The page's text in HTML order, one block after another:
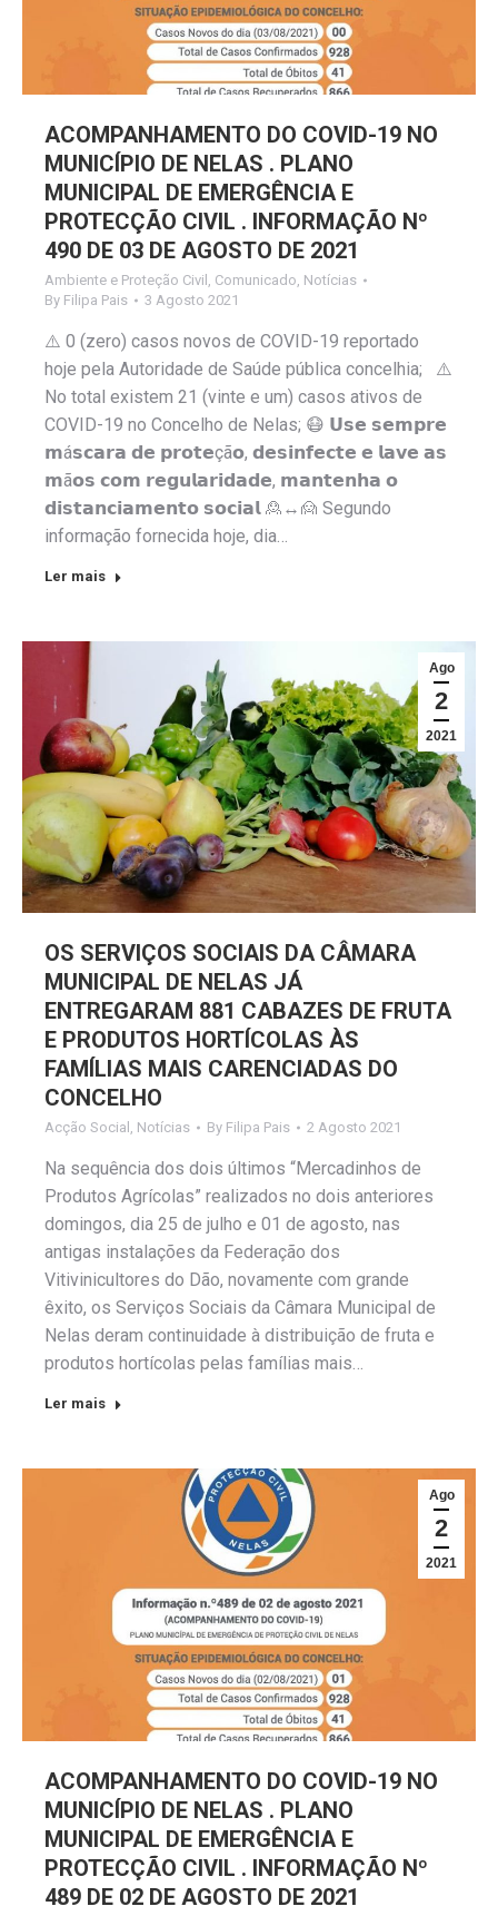
ACOMPANHAMENTO DO COVID-19 NO
MUNICÍPIO DE NELAS . PLANO
MUNICIPAL DE EMERGÊNCIA E
PROTECÇÃO CIVIL . INFORMAÇÃO Nº
490 DE 03 DE AGOSTO DE 2021
Ambiente e Proteção Civil Comunicado Notícias
By Filipa Pais 3 Agosto 2021
⚠️ 0 (zero) casos novos de COVID-19 reportado
hoje pela Autoridade de Saúde pública concelhia; ⚠️
No total existem 21 (vinte e um) casos ativos de
COVID-19 no Concelho de Nelas; 😷 𝗨𝘀𝗲 𝘀𝗲𝗺𝗽𝗿𝗲
𝗺á𝘀𝗰𝗮𝗿𝗮 𝗱𝗲 𝗽𝗿𝗼𝘁𝗲çã𝗼, 𝗱𝗲𝘀𝗶𝗻𝗳𝗲𝗰𝘁𝗲 𝗲 𝗹𝗮𝘃𝗲 𝗮𝘀
𝗺ã𝗼𝘀 𝗰𝗼𝗺 𝗿𝗲𝗴𝘂𝗹𝗮𝗿𝗶𝗱𝗮𝗱𝗲, 𝗺𝗮𝗻𝘁𝗲𝗻𝗵𝗮 𝗼
𝗱𝗶𝘀𝘁𝗮𝗻𝗰𝗶𝗮𝗺𝗲𝗻𝘁𝗼 𝘀𝗼𝗰𝗶𝗮𝗹 🙎↔️🙍 Segundo
informação fornecida hoje, dia…
Ler mais
Ago
2
2021
OS SERVIÇOS SOCIAIS DA CÂMARA
MUNICIPAL DE NELAS JÁ
ENTREGARAM 881 CABAZES DE FRUTA
E PRODUTOS HORTÍCOLAS ÀS
FAMÍLIAS MAIS CARENCIADAS DO
CONCELHO
Acção Social , Notícias By Filipa Pais 2 Agosto 2021
Na sequência dos dois últimos “Mercadinhos de
Produtos Agrícolas” realizados no dois anteriores
domingos, dia 25 de julho e 01 de agosto, nas
antigas instalações da Federação dos
Vitivinicultores do Dão, novamente com grande
êxito, os Serviços Sociais da Câmara Municipal de
Nelas deram continuidade à distribuição de fruta e
produtos hortícolas pelas famílias mais…
Ler mais
Ago
2
2021
ACOMPANHAMENTO DO COVID-19 NO
MUNICÍPIO DE NELAS . PLANO
MUNICIPAL DE EMERGÊNCIA E
PROTECÇÃO CIVIL . INFORMAÇÃO Nº
489 DE 02 DE AGOSTO DE 2021